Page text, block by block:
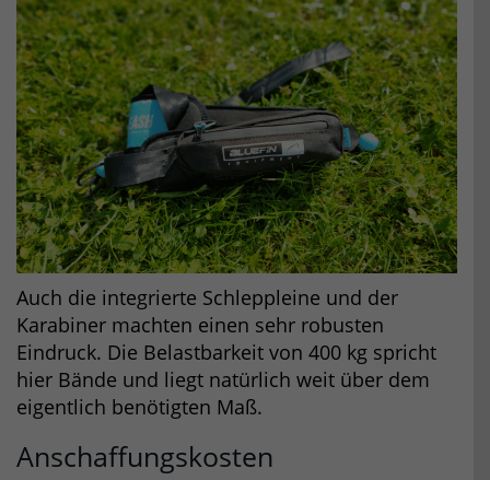
Auch die integrierte Schleppleine und der
Karabiner machten einen sehr robusten
Eindruck. Die Belastbarkeit von 400 kg spricht
hier Bände und liegt natürlich weit über dem
eigentlich benötigten Maß.
Anschaffungskosten